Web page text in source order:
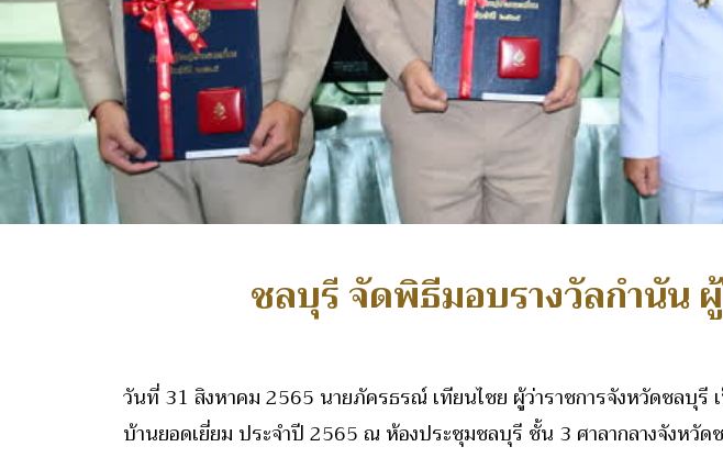
ชลบุรี จัดพิธีมอบรางวัลกำนัน
วันที่ 31 สิงหาคม 2565 นายภัครธรณ์ เทียนไชย ผู้ว่าราชการจังหวัดชลบุ
บ้านยอดเยี่ยม ประจำปี 2565 ณ ห้องประชุมชลบุรี ชั้น 3 ศาลากลางจังหวัด